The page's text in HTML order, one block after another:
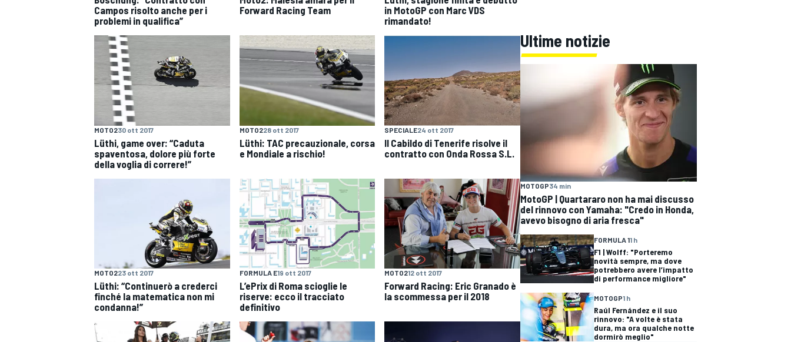
ENDURANCE/GT
Campos risolto anche per i
problemi in qualifica”
Forward Racing Team
in MotoGP con Marc VDS
rimandato!
MOTO230 ott 2017
Lüthi, game over: “Caduta
spaventosa, dolore più forte
della voglia di correre!”
MOTO228 ott 2017
Lüthi: TAC precauzionale, corsa
e Mondiale a rischio!
SPECIALE24 ott 2017
Il Cabildo di Tenerife risolve il
contratto con Onda Rossa S.L.
MOTO223 ott 2017
Lüthi: “Continuerò a crederci
finché la matematica non mi
condanna!”
FORMULA E19 ott 2017
L’ePrix di Roma scioglie le
riserve: ecco il tracciato
definitivo
MOTO212 ott 2017
Forward Racing: Eric Granado è
la scommessa per il 2018
Ultime notizie
MOTOGP34 min
MotoGP | Quartararo non ha mai discusso
del rinnovo con Yamaha: "Credo in Honda,
avevo bisogno di aria fresca"
FORMULA 11 h
F1 | Wolff: "Porteremo
novità sempre, ma dove
potrebbero avere l’impatto
di performance migliore"
MOTOGP1 h
Raúl Fernández e il suo
rinnovo: "A volte è stata
dura, ma ora qualche notte
dormirò meglio"